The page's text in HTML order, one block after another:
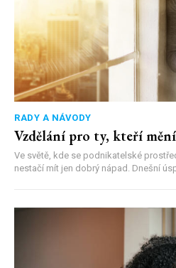
RADY A NÁVODY
Vzdělání pro ty, kteří
Ve světě, kde se podnikatelské
nestačí mít jen dobrý nápad. Dnešní